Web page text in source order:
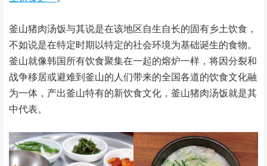
釜山猪肉汤饭与其说是在该地区自生自长的固有乡土饮食，
不如说是在特定时期以特定的社会环境为基础诞生的食物。
釜山就像韩国所有饮食聚集在一起的熔炉一样，将因分裂和
战争移居或避难到釜山的人们带来的全国各道的饮食文化融
为一体，产出釜山特有的新饮食文化，釜山猪肉汤饭就是其
中代表。